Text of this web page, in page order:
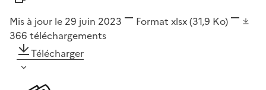
Mis à jour le 29 juin 2023 Format xlsx(31,9 Ko)
366 téléchargements
Télécharger